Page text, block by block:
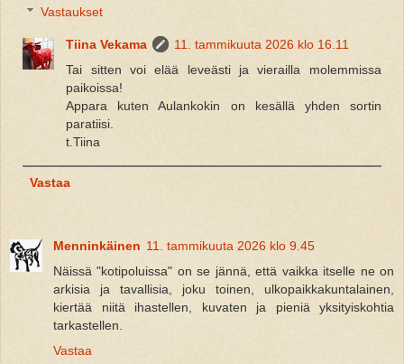
Vastaukset
Tiina Vekama
11. tammikuuta 2026 klo 16.11
Tai sitten voi elää leveästi ja vierailla molemmissa
paikoissa!
Appara kuten Aulankokin on kesällä yhden sortin
paratiisi.
t.Tiina
Vastaa
Menninkäinen 11. tammikuuta 2026 klo 9.45
Näissä "kotipoluissa" on se jännä, että vaikka itselle ne on
arkisia ja tavallisia, joku toinen, ulkopaikkakuntalainen,
kiertää niitä ihastellen, kuvaten ja pieniä yksityiskohtia
tarkastellen.
Vastaa